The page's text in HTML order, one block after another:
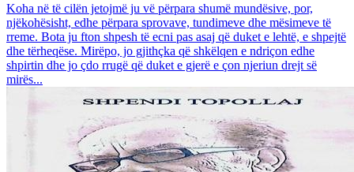
Koha në të cilën jetojmë ju vë përpara shumë mundësive, por,
njëkohësisht, edhe përpara sprovave, tundimeve dhe mësimeve të
rreme. Bota ju fton shpesh të ecni pas asaj që duket e lehtë, e shpejtë
dhe tërheqëse. Mirëpo, jo gjithçka që shkëlqen e ndriçon edhe
shpirtin dhe jo çdo rrugë që duket e gjerë e çon njeriun drejt së
mirës...